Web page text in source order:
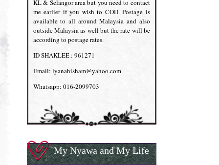
KL & Selangor area but you need to contact
me earlier if you wish to COD. Postage is
available to all around Malaysia and also
outside Malaysia as well but the rate will be
according to postage rates.
ID SHAKLEE : 961271
Email: lyanahisham@yahoo.com
Whatsapp: 016-2099703
My Nyawa and My Life